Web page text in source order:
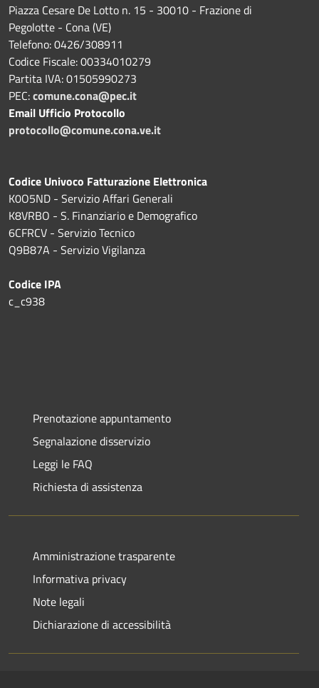
Piazza Cesare De Lotto n. 15 - 30010 - Frazione di
Pegolotte - Cona (VE)
Telefono: 0426/308911
Codice Fiscale: 00334010279
Partita IVA: 01505990273
PEC:comune.cona@pec.it
Email Ufficio Protocollo
protocollo@comune.cona.ve.it
Codice Univoco Fatturazione Elettronica
K0O5ND - Servizio Affari Generali
K8VRBO - S. Finanziario e Demografico
6CFRCV - Servizio Tecnico
Q9B87A - Servizio Vigilanza
Codice IPA
c_c938
Prenotazione appuntamento
Segnalazione disservizio
Leggi le FAQ
Richiesta di assistenza
Amministrazione trasparente
Informativa privacy
Note legali
Dichiarazione di accessibilità